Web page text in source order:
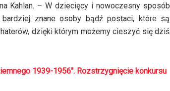
Kahlan. – W dziecięcy i nowoczesny sposób
znane osoby bądź postaci, które są
dzięki którym możemy cieszyć się dziś
1939-1956″. Rozstrzygnięcie konkursu